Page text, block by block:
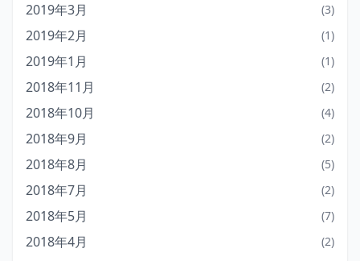
2019年3月 (3)
2019年2月 (1)
2019年1月 (1)
2018年11月 (2)
2018年10月 (4)
2018年9月 (2)
2018年8月 (5)
2018年7月 (2)
2018年5月 (7)
2018年4月 (2)